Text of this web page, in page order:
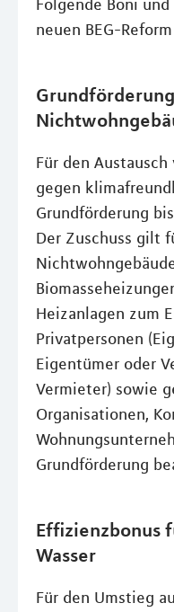
Folgende Boni
neuen BEG-
Für den
gegen
Grundförderung
Der Zuschuss gilt
Heizanlagen zum
Privatpersonen
Eigentümer oder
Vermieter) sowie
Organisationen,
Grundförderung
Effizienzbonus
Wasser
Für den Umstieg